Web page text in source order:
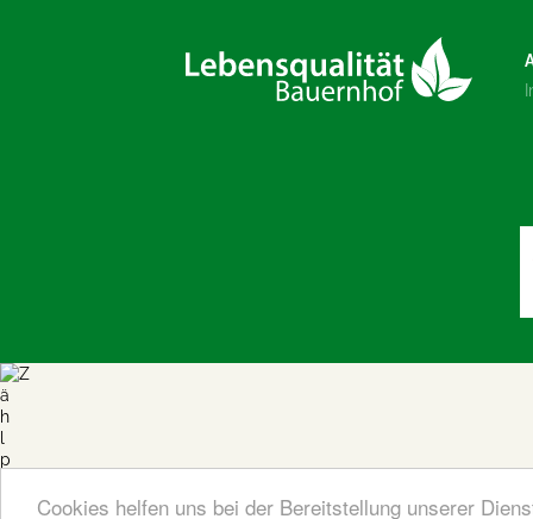
Cookies helfen uns bei der Bereitstellung unserer